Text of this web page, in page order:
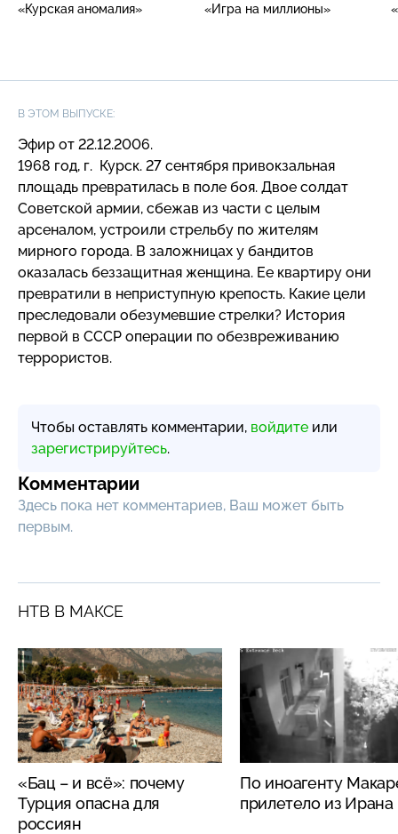
«Курская аномалия» «Игра на миллионы»
В ЭТОМ ВЫПУСКЕ:
Эфир от 22.12.2006.
1968 год, г. Курск. 27 сентября привокзальная
площадь превратилась в поле боя. Двое солдат
Советской армии, сбежав из части с целым
арсеналом, устроили стрельбу по жителям
мирного города. В заложницах у бандитов
оказалась беззащитная женщина. Ее квартиру они
превратили в неприступную крепость. Какие цели
преследовали обезумевшие стрелки? История
первой в СССР операции по обезвреживанию
террористов.
Чтобы оставлять комментарии, войдите или
зарегистрируйтесь.
Комментарии
Здесь пока нет комментариев, Ваш может быть
первым.
НТВ В МАКСЕ
«Бац – и всё»: почему
Турция опасна для
россиян
По иноагенту
прилетело из Ирана